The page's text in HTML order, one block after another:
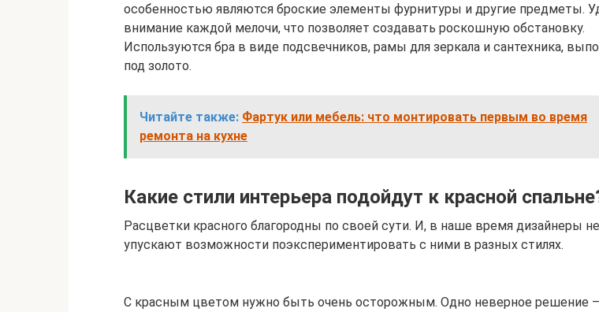
особенностью являются броские элементы фурнитуры и другие предметы.
внимание каждой мелочи, что позволяет создавать роскошную обстановку.
Используются бра в виде подсвечников, рамы для зеркала и сантехника,
под золото.
Читайте также: Фартук или мебель: что монтировать первым во время
ремонта на кухне
Какие стили интерьера подойдут к красной
Расцветки красного благородны по своей сути. И, в наше время дизайнеры не
упускают возможности поэкспериментировать с ними в разных стилях.
С красным цветом нужно быть очень осторожным. Одно неверное решение